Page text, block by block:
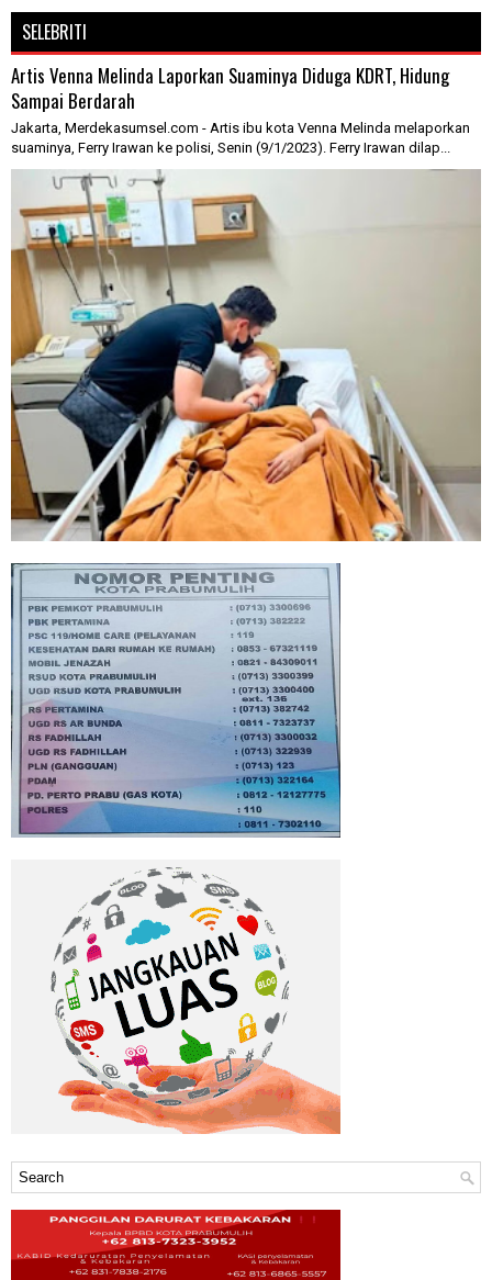
SELEBRITI
Artis Venna Melinda Laporkan Suaminya Diduga KDRT, Hidung
Sampai Berdarah
Jakarta, Merdekasumsel.com - Artis ibu kota Venna Melinda melaporkan
suaminya, Ferry Irawan ke polisi, Senin (9/1/2023). Ferry Irawan dilap...